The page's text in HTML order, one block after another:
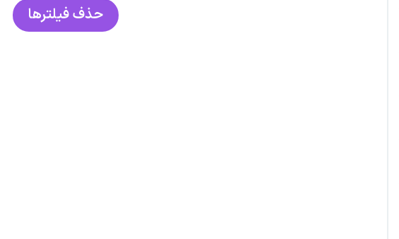
حذف فیلتر‌ها